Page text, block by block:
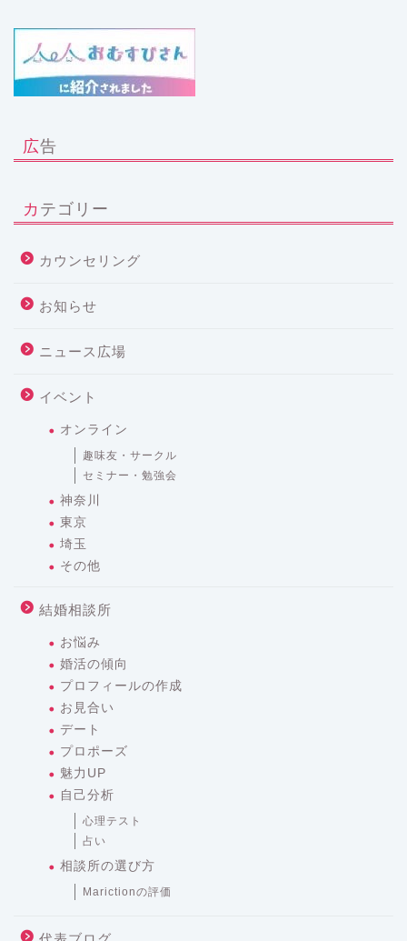
広告
カテゴリー
カウンセリング
お知らせ
ニュース広場
イベント
オンライン
趣味友・サークル
セミナー・勉強会
神奈川
東京
埼玉
その他
結婚相談所
お悩み
婚活の傾向
プロフィールの作成
お見合い
デート
プロポーズ
魅力UP
自己分析
心理テスト
占い
相談所の選び方
Marictionの評価